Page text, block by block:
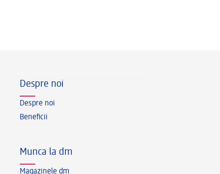
Despre noi
Despre noi
Beneficii
Munca la dm
Magazinele dm